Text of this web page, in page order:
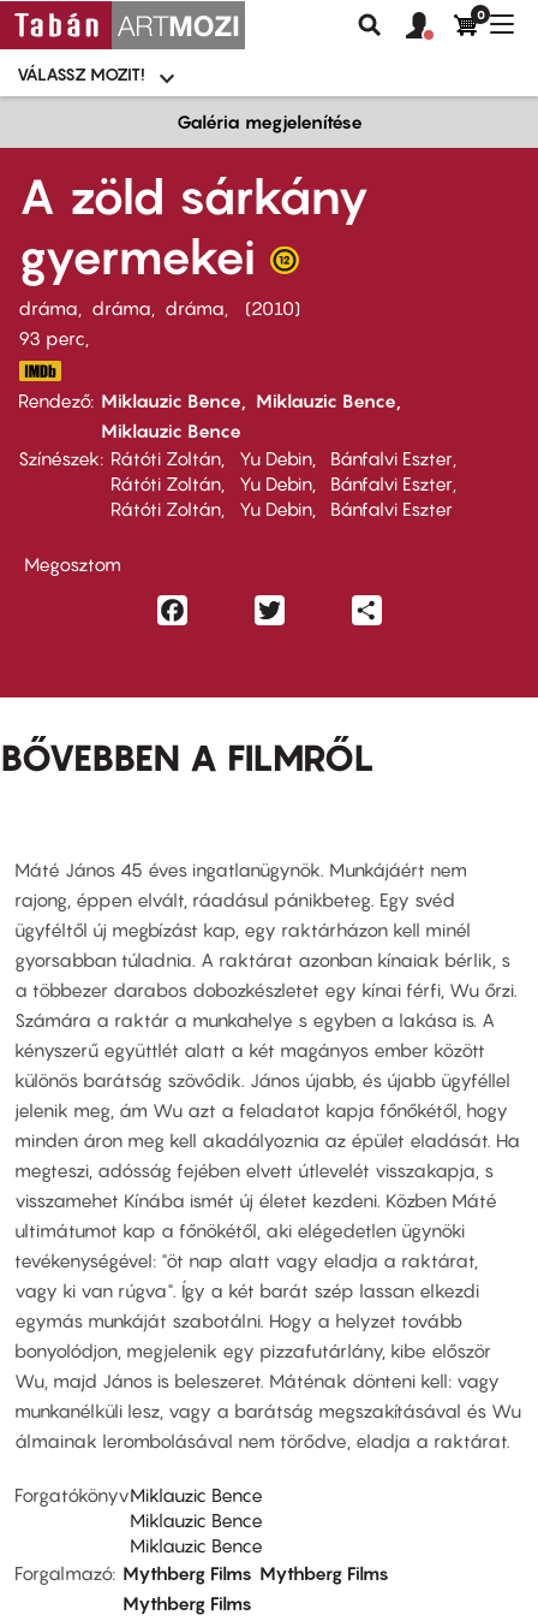
Moziválasztó
menü
VÁLASSZ MOZIT!
Keresés
Felhasználói
fiók
0
Galéria megjelenítése
A zöld sárkány
gyermekei
dráma dráma dráma
2010
93 perc,
Rendező Miklauzic Bence
Miklauzic Bence
Miklauzic Bence
Színészek
Rátóti Zoltán Yu Debin
Bánfalvi Eszter
Rátóti Zoltán
Yu Debin
Bánfalvi Eszter
Rátóti Zoltán
Yu Debin Bánfalvi Eszter
Megosztom
Facebook
BŐVEBBEN A FILMRŐL
Máté János 45 éves ingatlanügynök. Munkájáért nem
rajong, éppen elvált, ráadásul pánikbeteg. Egy svéd
ügyféltől új megbízást kap, egy raktárházon kell minél
gyorsabban túladnia. A raktárat azonban kínaiak bérlik, s
a többezer darabos dobozkészletet egy kínai férfi, Wu őrzi.
Számára a raktár a munkahelye s egyben a lakása is. A
kényszerű együttlét alatt a két magányos ember között
különös barátság szövődik. János újabb, és újabb ügyféllel
jelenik meg, ám Wu azt a feladatot kapja főnőkétől, hogy
minden áron meg kell akadályoznia az épület eladását. Ha
megteszi, adósság fejében elvett útlevelét visszakapja, s
visszamehet Kínába ismét új életet kezdeni. Közben Máté
ultimátumot kap a főnökétől, aki elégedetlen ügynöki
tevékenységével: "öt nap alatt vagy eladja a raktárat,
vagy ki van rúgva". Így a két barát szép lassan elkezdi
egymás munkáját szabotálni. Hogy a helyzet tovább
bonyolódjon, megjelenik egy pizzafutárlány, kibe először
Wu, majd János is beleszeret. Máténak dönteni kell: vagy
munkanélküli lesz, vagy a barátság megszakításával és Wu
álmainak lerombolásával nem törődve, eladja a raktárat.
ForgatókönyvMiklauzic Bence
Miklauzic Bence
Miklauzic Bence
Forgalmazó Mythberg Films Mythberg Films
Mythberg Films